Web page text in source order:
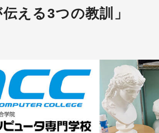
伝える3つの教訓」